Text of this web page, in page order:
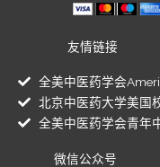
友情链接
全美中医药学会
北京中医药大学美国
全美中医药学会青年
微信公众号